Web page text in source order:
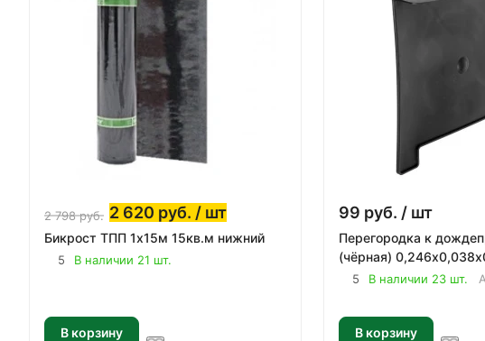
2 798руб. 2 620 руб. / шт
Бикрост ТПП 1х15м 15кв.м нижний
5 В наличии 21 шт.
В корзину
99 руб. / шт
Перегородка к
(чёрная)
5 В наличии 23 шт.
В корзину